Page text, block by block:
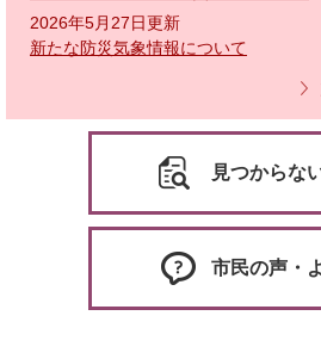
2026年5月27日更新
新たな防災気象情報について
見つからな
市民の声・